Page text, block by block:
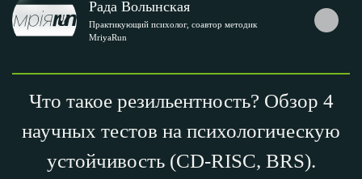
Рада Волынская
Практикующий психолог, соавтор методик
MriyaRun
Что такое резильентность? Обзор 4
научных тестов на психологическую
устойчивость (CD-RISC, BRS).